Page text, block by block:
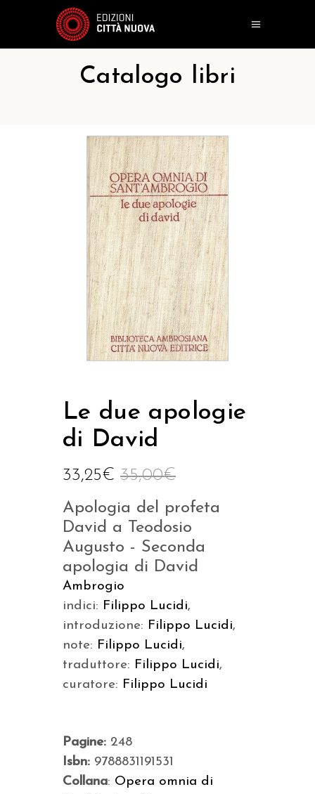
Catalogo libri
Le due apologie
di David
35,00€
33,25€
Apologia del profeta
David a Teodosio
Augusto - Seconda
apologia di David
Ambrogio
indici: Filippo Lucidi,
introduzione: Filippo Lucidi,
note: Filippo Lucidi,
traduttore: Filippo Lucidi,
curatore: Filippo Lucidi
Pagine: 248
Isbn: 9788831191531
Collana: Opera omnia di